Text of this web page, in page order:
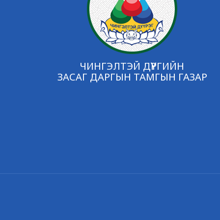
ЧИНГЭЛТЭЙ ДҮҮРГИЙН
ЗАСАГ ДАРГЫН ТАМГЫН ГАЗАР